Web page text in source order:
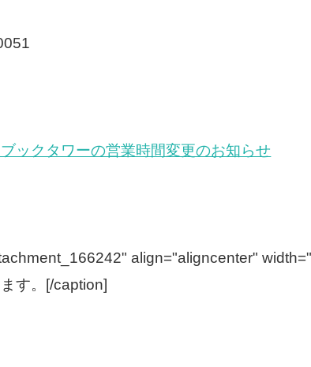
ックタワーの営業時間変更のお知らせ
align="aligncenter"
す。[/caption]